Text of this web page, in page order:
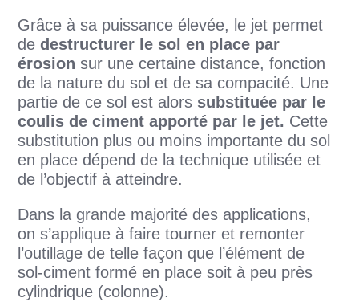
Grâce à sa puissance élevée, le jet permet
dedestructurer le sol en place par
érosion sur une certaine distance, fonction
de la nature du sol et de sa compacité. Une
partie de ce sol est alors substituée par le
coulis de ciment apporté par le jet. Cette
substitution plus ou moins importante du sol
en place dépend de la technique utilisée et
de l’objectif à atteindre.
Dans la grande majorité des applications,
on s’applique à faire tourner et remonter
l’outillage de telle façon que l’élément de
sol-ciment formé en place soit à peu près
cylindrique (colonne).